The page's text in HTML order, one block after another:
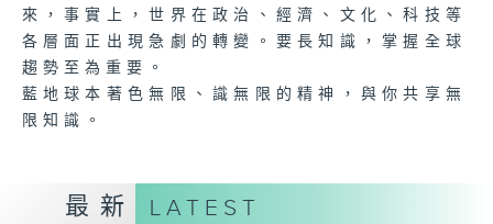
來，事實上，世界在政治、經濟、文化、科技等
各層面正出現急劇的轉變。要長知識，掌握全球
趨勢至為重要。
藍地球本著色無限、識無限的精神，與你共享無
限知識。
最新 LATEST